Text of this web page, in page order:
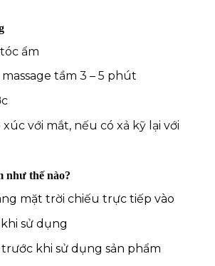
ẩm
tầm 3 – 5 phút
với mắt, nếu có xả kỹ lại với
như thế nào?
mặt trời chiếu trực tiếp vào
sử dụng
trước khi sử dụng sản phẩm